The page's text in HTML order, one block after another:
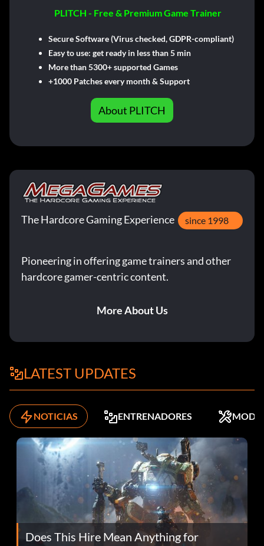
PLITCH - Free & Premium Game Trainer
Secure Software (Virus checked, GDPR-compliant)
Easy to use: get ready in less than 5 min
More than 5300+ supported Games
+1000 Patches every month & Support
About PLITCH
The Hardcore Gaming Experience since 1998
Pioneering in offering game trainers and other
hardcore gamer-centric content.
More About Us
LATEST UPDATES
NOTICIAS ENTRENADORES MODS
Does This Hire Mean Anything for